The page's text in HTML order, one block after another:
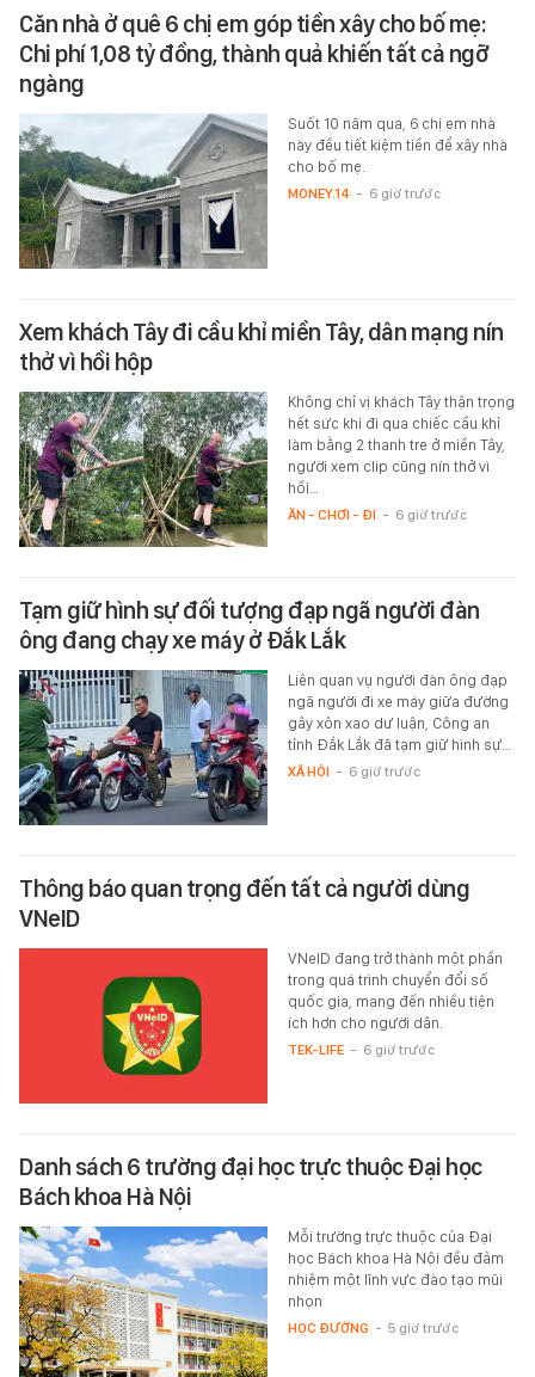
Căn nhà ở quê 6 chị em góp tiền xây cho bố mẹ:
Chi phí 1,08 tỷ đồng, thành quả khiến tất cả ngỡ
ngàng
Suốt 10 năm qua, 6 chị em nhà
này đều tiết kiệm tiền để xây nhà
cho bố mẹ.
MONEY.14 - 6 giờ trước
Xem khách Tây đi cầu khỉ miền Tây, dân mạng nín
thở vì hồi hộp
Không chỉ vị khách Tây thận trọng
hết sức khi đi qua chiếc cầu khỉ
làm bằng 2 thanh tre ở miền Tây,
người xem clip cũng nín thở vì
hồi…
ĂN - CHƠI - ĐI - 6 giờ trước
Tạm giữ hình sự đối tượng đạp ngã người đàn
ông đang chạy xe máy ở Đắk Lắk
Liên quan vụ người đàn ông đạp
ngã người đi xe máy giữa đường
gây xôn xao dư luận, Công an
tỉnh Đắk Lắk đã tạm giữ hình sự…
XÃ HỘI - 6 giờ trước
Thông báo quan trọng đến tất cả người dùng
VNeID
VNeID đang trở thành một phần
trong quá trình chuyển đổi số
quốc gia, mang đến nhiều tiện
ích hơn cho người dân.
TEK-LIFE - 6 giờ trước
Danh sách 6 trường đại học trực thuộc Đại học
Bách khoa Hà Nội
Mỗi trường trực thuộc của Đại
học Bách khoa Hà Nội đều đảm
nhiệm một lĩnh vực đào tạo mũi
nhọn
HỌC ĐƯỜNG - 5 giờ trước